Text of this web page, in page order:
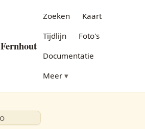
Zoeken
Kaart
Tijdlijn
Foto's
Documentatie
Meer